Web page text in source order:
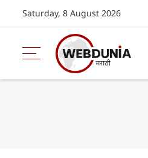
Saturday, 8 August 2026